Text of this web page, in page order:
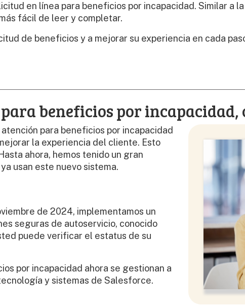
en línea para beneficios por incapacidad. Similar a
fácil de leer y completar.
de beneficios y a mejorar su experiencia en cada
beneficios por incapacidad,
para beneficios por incapacidad
la experiencia del cliente. Esto
ahora, hemos tenido un gran
usan este nuevo sistema.
de 2024, implementamos un
seguras de autoservicio, conocido
puede verificar el estatus de su
por incapacidad ahora se gestionan a
y sistemas de Salesforce.